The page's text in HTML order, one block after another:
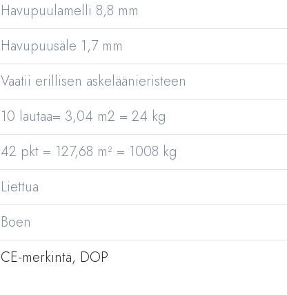
Havupuulamelli 8,8 mm
Havupuusäle 1,7 mm
Vaatii erillisen askeläänieristeen
10 lautaa= 3,04 m2 = 24 kg
42 pkt = 127,68 m² = 1008 kg
Liettua
Boen
CE-merkintä, DOP